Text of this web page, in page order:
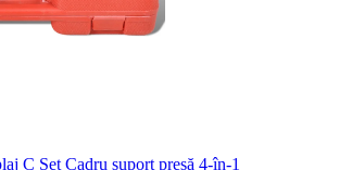
C Set Cadru suport presă 4-în-1